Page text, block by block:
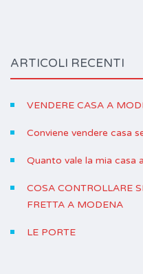
ARTICOLI RECENTI
VENDERE CASA A
Conviene vendere casa
Quanto vale la mia casa
COSA CONTROLLARE
FRETTA A MODENA
LE PORTE